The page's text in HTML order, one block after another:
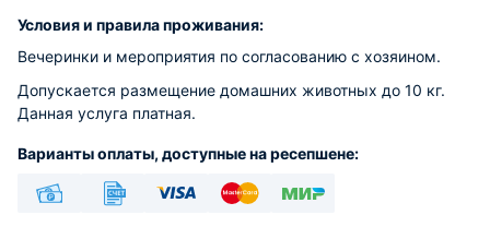
Условия и правила проживания:
Вечеринки и мероприятия по согласованию с хозяином.
Допускается размещение домашних животных до 10 кг.
Данная услуга платная.
Варианты оплаты, доступные на ресепшене: